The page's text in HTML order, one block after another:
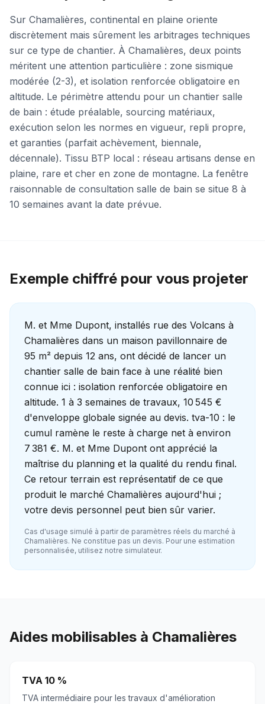
Sur Chamalières, continental en plaine oriente
discrètement mais sûrement les arbitrages techniques
sur ce type de chantier. À Chamalières, deux points
méritent une attention particulière : zone sismique
modérée (2-3), et isolation renforcée obligatoire en
altitude. Le périmètre attendu pour un chantier salle
de bain : étude préalable, sourcing matériaux,
exécution selon les normes en vigueur, repli propre,
et garanties (parfait achèvement, biennale,
décennale). Tissu BTP local : réseau artisans dense en
plaine, rare et cher en zone de montagne. La fenêtre
raisonnable de consultation salle de bain se situe 8 à
10 semaines avant la date prévue.
Exemple chiffré pour vous projeter
M. et Mme Dupont, installés rue des Volcans à
Chamalières dans un maison pavillonnaire de
95 m² depuis 12 ans, ont décidé de lancer un
chantier salle de bain face à une réalité bien
connue ici : isolation renforcée obligatoire en
altitude. 1 à 3 semaines de travaux, 10 545 €
d'enveloppe globale signée au devis. tva-10 : le
cumul ramène le reste à charge net à environ
7 381 €. M. et Mme Dupont ont apprécié la
maîtrise du planning et la qualité du rendu final.
Ce retour terrain est représentatif de ce que
produit le marché Chamalières aujourd'hui ;
votre devis personnel peut bien sûr varier.
Cas d'usage simulé à partir de paramètres réels du marché à
Chamalières. Ne constitue pas un devis. Pour une estimation
personnalisée, utilisez notre simulateur.
Aides mobilisables à Chamalières
TVA 10 %
TVA intermédiaire pour les travaux d'amélioration